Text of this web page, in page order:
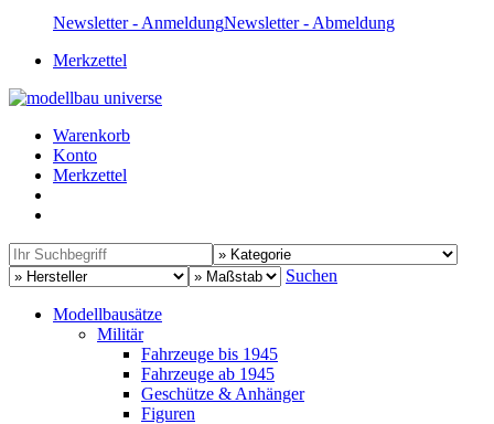
Newsletter - AnmeldungNewsletter - Abmeldung
Merkzettel
Warenkorb
Konto
Merkzettel
Suchen
Modellbausätze
Militär
Fahrzeuge bis 1945
Fahrzeuge ab 1945
Geschütze & Anhänger
Figuren